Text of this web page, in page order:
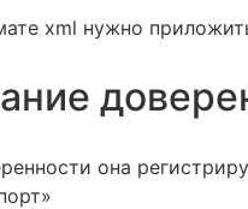
xml нужно
она